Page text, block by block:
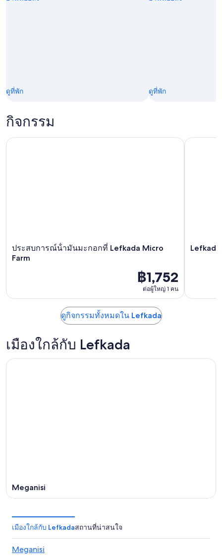
ดูที่พัก ดูที่พัก
กิจกรรม
ประสบการณ์น้ํามันมะกอกที่ Lefkada Micro
Farm
฿1,752
ต่อผู้ใหญ่ 1 คน
ประสบการณ์น้ํามันมะกอกที่ Lefkada Micro Farm Lefkada:
ดูกิจกรรมทั้งหมดใน Lefkada
เมืองใกล้กับ Lefkada
Meganisi
เมืองใกล้กับ Lefkadaสถานที่น่าสนใจ
Meganisi